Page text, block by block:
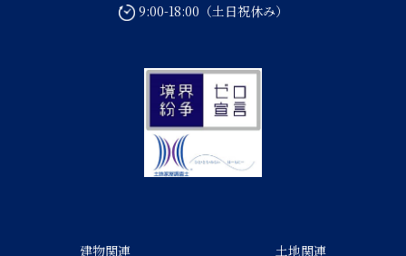
9:00-18:00（土日祝休み）
建物関連 土地関連